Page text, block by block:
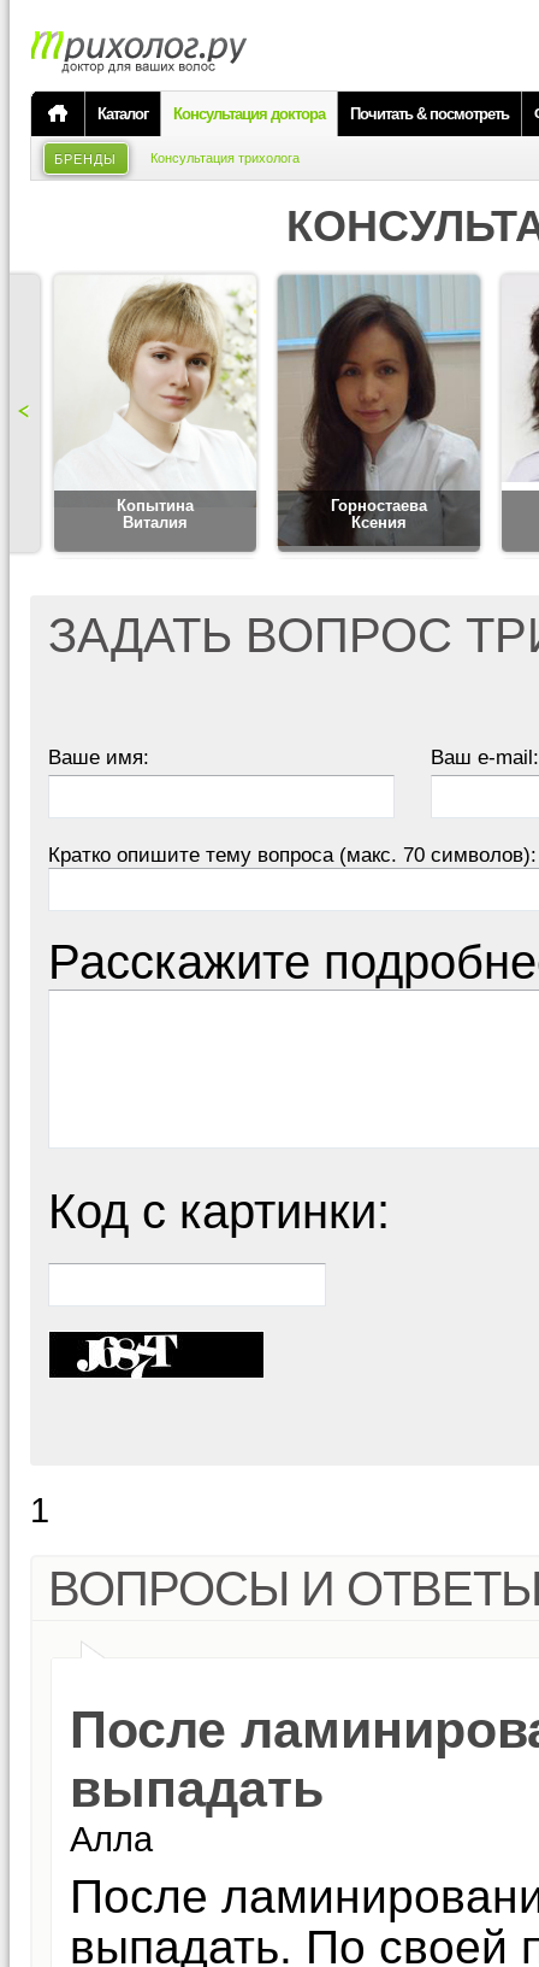
Каталог Консультация доктора Почитать & посмотреть
БРЕНДЫ Консультация трихолога
Копытина
Виталия
Горностаева
Ксения
ЗАДАТЬ ВОПРОС
Ваше имя: Ваш e-mail:
Кратко опишите тему вопроса (макс. 70 символов):
Расскажите
Код с картинки:
1
ВОПРОСЫ И
После
выпадать
Алла
После
выпадать. По своей